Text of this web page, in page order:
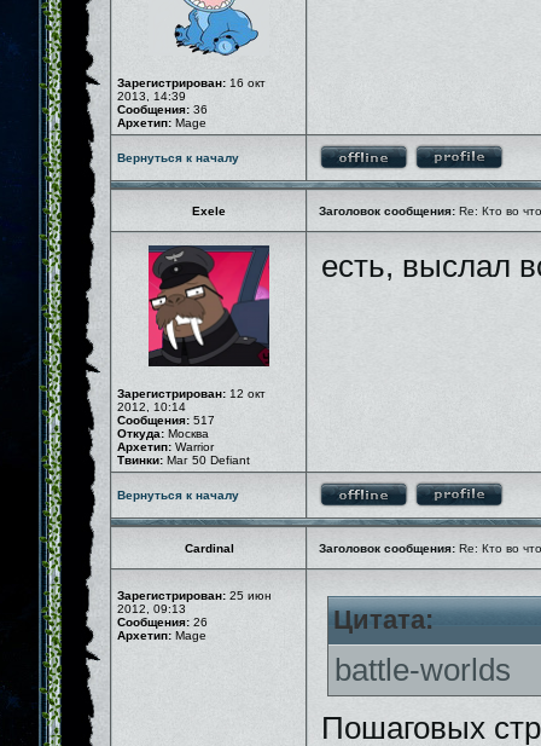
Зарегистрирован: 16 окт
2013, 14:39
Сообщения: 36
Архетип: Mage
Вернуться к началу
Exele Заголовок сообщения: Re: Кто во
Зарегистрирован: 12 окт
2012, 10:14
Сообщения: 517
Откуда: Москва
Архетип: Warrior
Твинки: Маг 50 Defiant
есть, выслал
Вернуться к началу
Cardinal Заголовок сообщения: Re: Кто во
Зарегистрирован: 25 июн
2012, 09:13
Сообщения: 26
Архетип: Mage
Цитата:
battle-worlds
Пошаговых